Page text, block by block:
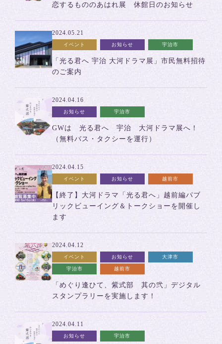
恋するもののあはれ展 休館日のお知らせ
2024.05.21
イベント お知らせ 宇治市
「光る君へ 宇治 大河ドラマ展」市民無料招待
のご案内
2024.04.16
お知らせ 宇治市
GWは 光る君へ 宇治 大河ドラマ展へ！
（無料バス・タクシーを運行）
2024.04.15
イベント お知らせ 越前市
【終了】大河ドラマ「光る君へ」越前編パブ
リックビューイング＆トークショーを開催し
ます
2024.04.12
イベント お知らせ 大津市
宇治市 越前市
「めぐり逢ひて、紫式部 其の弐」デジタル
スタンプラリーを実施します！
2024.04.11
お知らせ 宇治市